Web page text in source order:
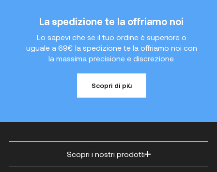
La spedizione te la offriamo noi
Lo sapevi che se il tuo ordine è superiore o
uguale a 69€ la spedizione te la offriamo noi con
la massima precisione e discrezione.
Scopri di più
Scopri i nostri prodotti